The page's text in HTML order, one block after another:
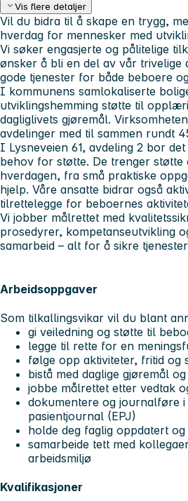
Vis flere detaljer
Vil du bidra til å skape en trygg,
hverdag for mennesker med
Vi søker engasjerte og pålitelige
ønsker å bli en del av vår trivelige
gode tjenester for både beboere
I kommunens samlokaliserte
utviklingshemming støtte til
dagliglivets gjøremål.
avdelinger med til sammen rundt
I Lysneveien 61, avdeling 2 bor
behov for støtte. De trenger støtte
hverdagen, fra små praktiske
hjelp. Våre ansatte bidrar også
tilrettelegge for beboernes
Vi jobber målrettet med
prosedyrer, kompetanseutvikling
samarbeid – alt for å sikre
Arbeidsoppgaver
Som tilkallingsvikar vil du blant
gi veiledning og støtte til
legge til rette for en
følge opp aktiviteter, fritid og
bistå med daglige gjøremål
jobbe målrettet etter vedtak
dokumentere og journalføre
pasientjournal (EPJ)
holde deg faglig oppdatert
samarbeide tett med
arbeidsmiljø
Kvalifikasjoner